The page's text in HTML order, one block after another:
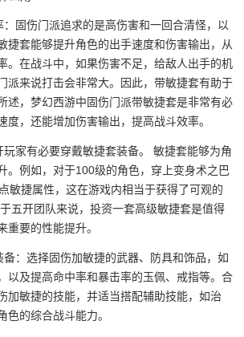
：固伤门派追求的是高伤害和一回合清怪，以
捷套能够提升角色的出手速度和伤害输出，从
。在战斗中，如果伤害不足，给敌人出手的机
派来说打击会非常大。因此，带敏捷套有助于
述，梦幻西游中固伤门派带敏捷套是非常有必
度，还能增加伤害输出，提高战斗效率。
玩家有必要穿戴敏捷套装备。 敏捷套能够为角
。例如，对于100级的角色，穿上变身术之巴
敏捷属性，这在游戏内相当于获得了可观的
五开团队来说，投资一套高级敏捷套是值得
重要的性能提升。
备：选择固伤加敏捷的武器、防具和饰品，如
以及提高命中率和暴击率的玉佩、戒指等。合
加敏捷的技能，并适当搭配辅助技能，如治
色的综合战斗能力。